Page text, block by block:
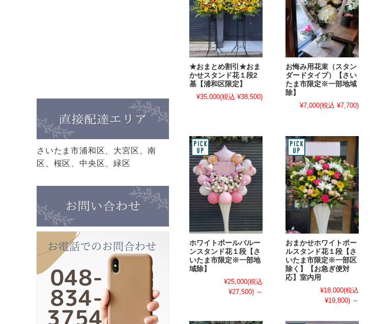
★おまとめ割引★おま
かせスタンド花１段2
基【浦和区限定】
¥35,000(税込 ¥38,500)
お悔み用花束（スタン
ダードタイプ）【さい
たま市限定※一部地域
除】
¥7,000(税込 ¥7,700)
ホワイトポールバルー
ンスタンド花１段【さ
いたま市限定※一部地
域除】
¥25,000(税込
¥27,500) ～
おまかせホワイトポー
ルスタンド花１段【さ
いたま市限定※一部区
除く】【お急ぎ便対
応】室内用
¥18,000(税込
¥19,800) ～
さいたま市浦和区、大宮区、南
区、桜区、中央区、緑区